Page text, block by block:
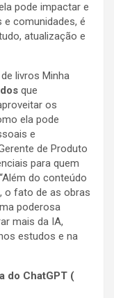
pode impactar e
e comunidades, é
atualização e
livros Minha
que
os
ela pode
e
de Produto
para quem
do conteúdo
o fato de as obras
poderosa
mais da IA,
estudos e na
do ChatGPT (